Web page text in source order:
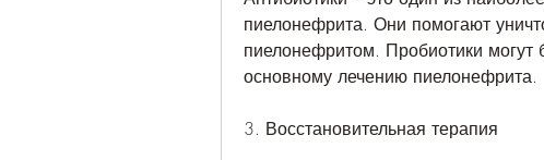
пиелонефрита. Они помогают
пиелонефритом. Пробиотики могут
основному лечению пиелонефрита.
3. Восстановительная терапия